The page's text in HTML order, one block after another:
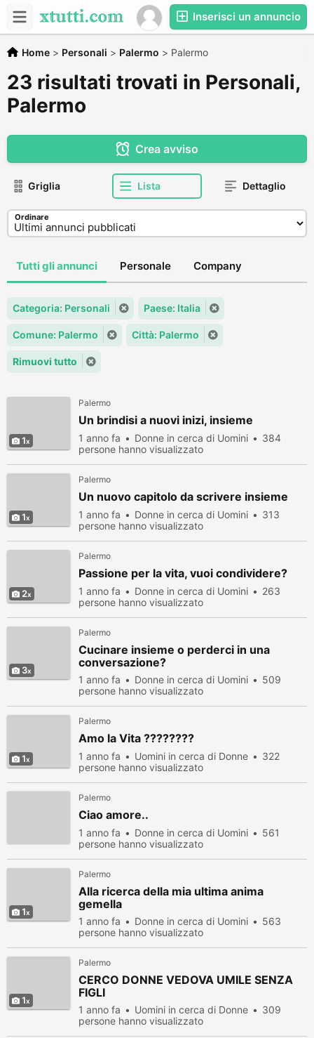
Inserisci un annuncio
Home > Personali > Palermo > Palermo
23 risultati trovati in Personali,
Palermo
Crea avviso
Griglia Lista Dettaglio
Ordinare
Tutti gli annunci Personale Company
Categoria: Personali Paese: Italia
Comune: Palermo Città: Palermo
Rimuovi tutto
1
Palermo
Un brindisi a nuovi inizi, insieme
1 anno fa Donne in cerca di Uomini
384
persone hanno visualizzato
1
Palermo
Un nuovo capitolo da scrivere insieme
1 anno fa Donne in cerca di Uomini
313
persone hanno visualizzato
2
Palermo
Passione per la vita, vuoi condividere?
1 anno fa Donne in cerca di Uomini
263
persone hanno visualizzato
3
Palermo
Cucinare insieme o perderci in una
conversazione?
1 anno fa Donne in cerca di Uomini
509
persone hanno visualizzato
1
Palermo
Amo la Vita ????????
1 anno fa Uomini in cerca di Donne
322
persone hanno visualizzato
Palermo
Ciao amore..
1 anno fa Donne in cerca di Uomini
561
persone hanno visualizzato
1
Palermo
Alla ricerca della mia ultima anima
gemella
1 anno fa Donne in cerca di Uomini
563
persone hanno visualizzato
1
Palermo
CERCO DONNE VEDOVA UMILE SENZA
FIGLI
1 anno fa Uomini in cerca di Donne
309
persone hanno visualizzato